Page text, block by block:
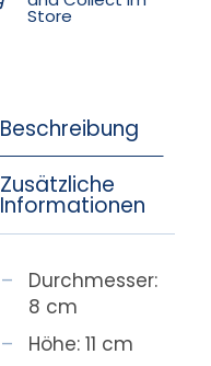
Store
Beschreibung
Zusätzliche
Informationen
Durchmesser:
8 cm
Höhe: 11 cm